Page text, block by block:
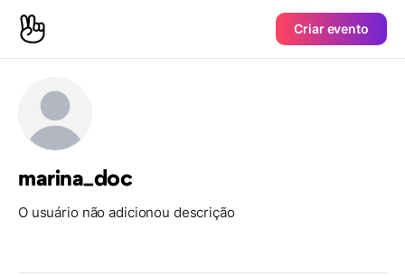
Criar evento
marina_doc
O usuário não adicionou descrição